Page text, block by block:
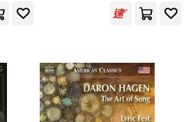
M.D. (EDT)(116)
Readers(5